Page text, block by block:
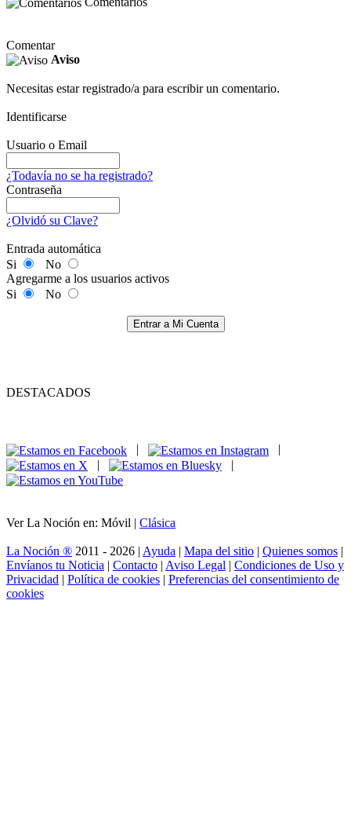
Comentar
Aviso
Necesitas estar registrado/a para escribir un comentario.
Identificarse
Usuario o Email
¿Todavía no se ha registrado?
Contraseña
¿Olvidó su Clave?
Entrada automática
Si
No
Agregarme a los usuarios activos
Si
No
Entrar a Mi Cuenta
DESTACADOS
|
|
Ver La Noción en: Móvil | Clásica
La Noción ® 2011 - 2026 | Ayuda | Mapa del sitio | Quienes somos |
Envíanos tu Noticia | Contacto | Aviso Legal | Condiciones de Uso y
Privacidad | Política de cookies | Preferencias del consentimiento de
cookies